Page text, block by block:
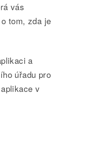
vás
tom, zda je
a
úřadu pro
v